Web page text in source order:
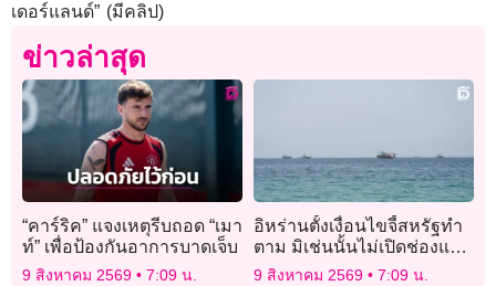
เดอร์แลนด์” (มีคลิป)
ข่าวล่าสุด
“คาร์ริค” แจงเหตุรีบถอด “เมา
ท์” เพื่อป้องกันอาการบาดเจ็บ
9 สิงหาคม 2569 7:09 น.
อิหร่านตั้งเงื่อนไขจี้สหรัฐทำ
ตาม มิเช่นนั้นไม่เปิดช่องแคบ
ฮอร์มุซ
9 สิงหาคม 2569 7:09 น.